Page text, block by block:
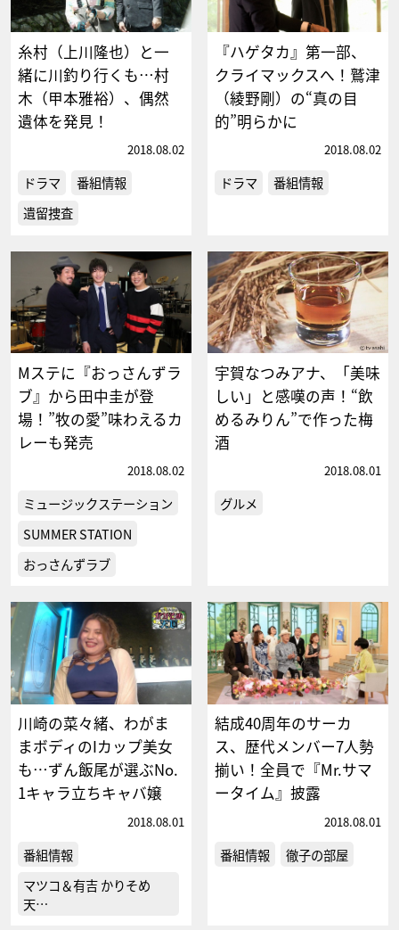
糸村（上川隆也）と一
緒に川釣り行くも…村
木（甲本雅裕）、偶然
遺体を発見！
2018.08.02
ドラマ
番組情報
遺留捜査
『ハゲタカ』第一部、
クライマックスへ！鷲津
（綾野剛）の“真の目
的”明らかに
2018.08.02
ドラマ 番組情報
Mステに『おっさんずラ
ブ』から田中圭が登
場！”牧の愛”味わえるカ
レーも発売
2018.08.02
ミュージックステーション
SUMMER STATION
おっさんずラブ
宇賀なつみアナ、「美味
しい」と感嘆の声！“飲
めるみりん”で作った梅
酒
2018.08.01
グルメ
川崎の菜々緒、わがま
まボディのIカップ美女
も…ずん飯尾が選ぶNo.
1キャラ立ちキャバ嬢
2018.08.01
番組情報
マツコ＆有吉 かりそめ
天…
結成40周年のサーカ
ス、歴代メンバー7人勢
揃い！全員で『Mr.サマ
ータイム』披露
2018.08.01
番組情報 徹子の部屋